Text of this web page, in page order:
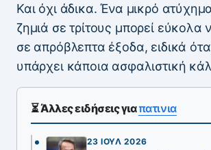
Και όχι άδικα. Ένα μικρό
ζημιά σε τρίτους μπορεί εύκολα
σε απρόβλεπτα έξοδα, ειδικά
υπάρχει κάποια ασφαλιστική
⏳ Άλλες ειδήσεις γιαπατινια
23 ΙΟΎΛ 2026